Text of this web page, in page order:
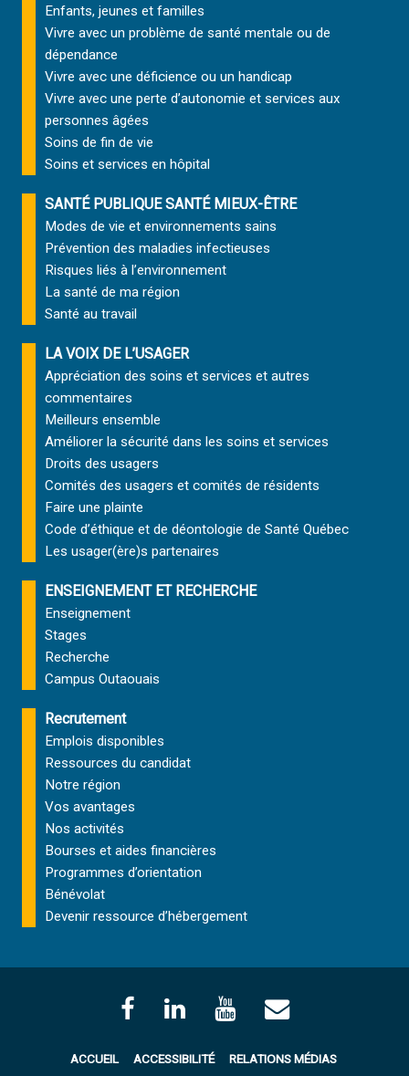
Enfants, jeunes et familles
Vivre avec un problème de santé mentale ou de
dépendance
Vivre avec une déficience ou un handicap
Vivre avec une perte d’autonomie et services aux
personnes âgées
Soins de fin de vie
Soins et services en hôpital
SANTÉ PUBLIQUE SANTÉ MIEUX-ÊTRE
Modes de vie et environnements sains
Prévention des maladies infectieuses
Risques liés à l’environnement
La santé de ma région
Santé au travail
LA VOIX DE L’USAGER
Appréciation des soins et services et autres
commentaires
Meilleurs ensemble
Améliorer la sécurité dans les soins et services
Droits des usagers
Comités des usagers et comités de résidents
Faire une plainte
Code d’éthique et de déontologie de Santé Québec
Les usager(ère)s partenaires
ENSEIGNEMENT ET RECHERCHE
Enseignement
Stages
Recherche
Campus Outaouais
Recrutement
Emplois disponibles
Ressources du candidat
Notre région
Vos avantages
Nos activités
Bourses et aides financières
Programmes d’orientation
Bénévolat
Devenir ressource d’hébergement
ACCUEIL ACCESSIBILITÉ RELATIONS MÉDIAS